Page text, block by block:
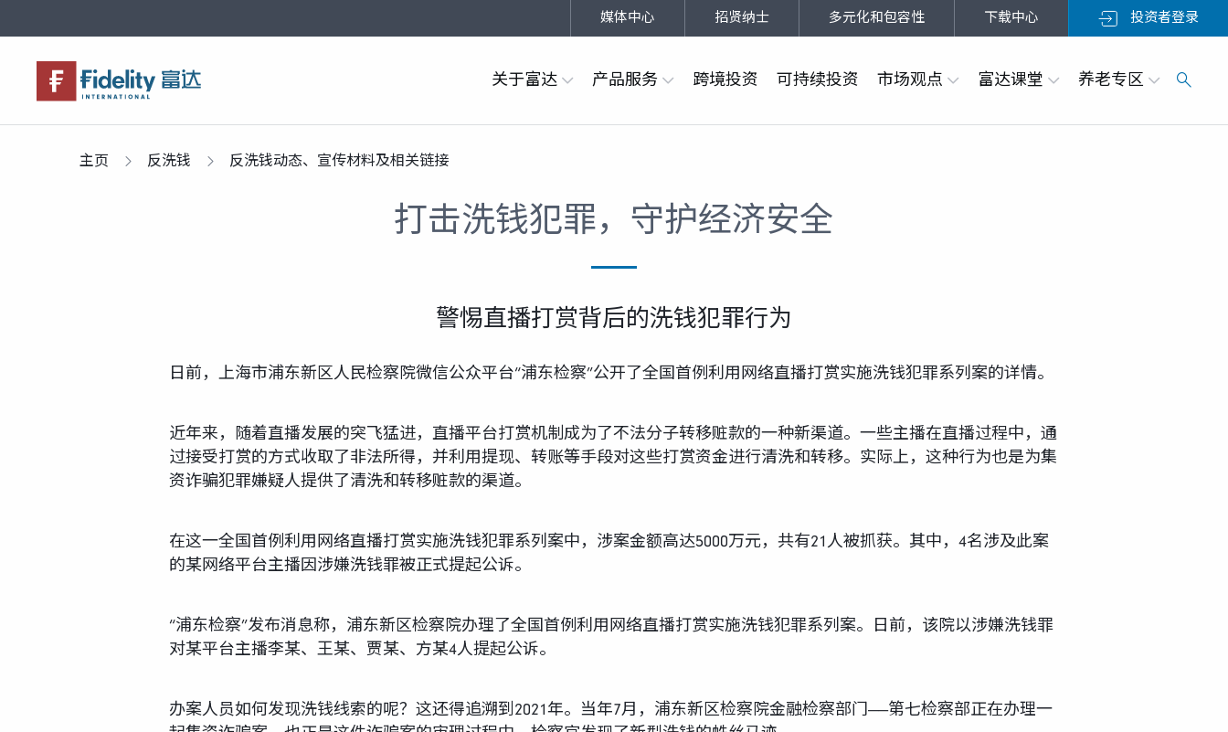
媒体中心 招贤纳士 多元化和包容性 下载中心 投资者登录
关于富达
关于富达
产品服务
产品服务
跨境投资 可持续投资 市场观点
市场观点
富达课堂
富达课堂
养老专区
养老专区
主页 反洗钱 反洗钱动态、宣传材料及相关链接
打击洗钱犯罪，守护经济安全
警惕直播打赏背后的洗钱犯罪行为
日前，上海市浦东新区人民检察院微信公众平台“浦东检察”公开了全国首例利用网络直播打赏实施洗钱犯罪系列案的详情。
近年来，随着直播发展的突飞猛进，直播平台打赏机制成为了不法分子转移赃款的一种新渠道。一些主播在直播过程中，通
过接受打赏的方式收取了非法所得，并利用提现、转账等手段对这些打赏资金进行清洗和转移。实际上，这种行为也是为集
资诈骗犯罪嫌疑人提供了清洗和转移赃款的渠道。
在这一全国首例利用网络直播打赏实施洗钱犯罪系列案中，涉案金额高达5000万元，共有21人被抓获。其中，4名涉及此案
的某网络平台主播因涉嫌洗钱罪被正式提起公诉。
“浦东检察”发布消息称，浦东新区检察院办理了全国首例利用网络直播打赏实施洗钱犯罪系列案。日前，该院以涉嫌洗钱罪
对某平台主播李某、王某、贾某、方某4人提起公诉。
办案人员如何发现洗钱线索的呢？这还得追溯到2021年。当年7月，浦东新区检察院金融检察部门——第七检察部正在办理一